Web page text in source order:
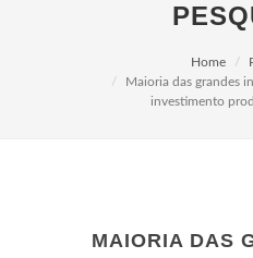
Home
Maioria das grandes
investimento
MAIORIA DAS